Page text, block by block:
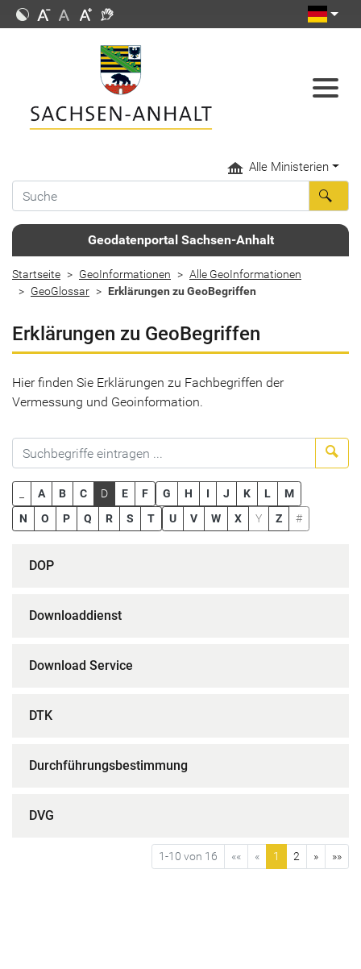
Alle Ministerien
Geodatenportal Sachsen-Anhalt
Startseite GeoInformationen
Alle GeoInformationen
GeoGlossar
Erklärungen zu GeoBegriffen
Erklärungen zu GeoBegriffen
Hier finden Sie Erklärungen zu Fachbegriffen der
Vermessung und Geoinformation.
A B C D E F G H I J K L
M
N
O P Q R S T U V W X Y Z #
DOP
Downloaddienst
Download Service
DTK
Durchführungsbestimmung
DVG
1-10 von 16 «« « 1 2 » »»